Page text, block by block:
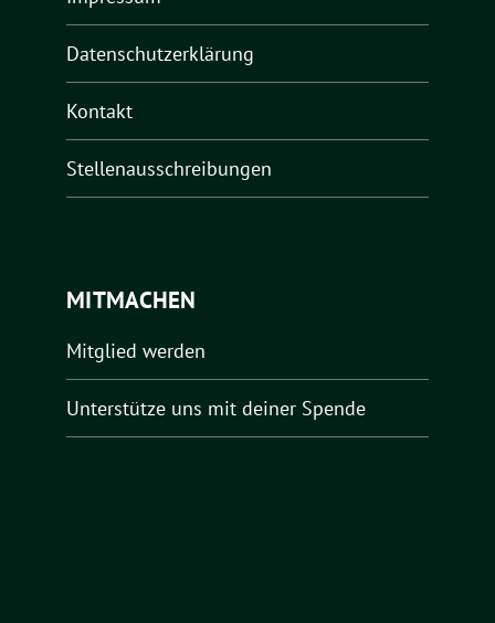
Datenschutzerklärung
Kontakt
Stellenausschreibungen
MITMACHEN
Mitglied werden
Unterstütze uns mit deiner Spende